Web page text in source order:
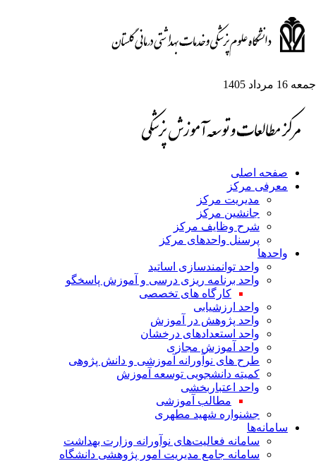
16 مرداد 1405
صفحه اصلی
معرفی مرکز
مدیریت مرکز
جانشین مرکز
شرح وظایف مرکز
پرسنل واحدهای مرکز
واحدها
واحد توانمندسازی اساتید
واحد برنامه ریزی درسی و آموزش پاسخگو
کارگاه های تخصصی
واحد ارزشیابی
واحد پژوهش در آموزش
واحد استعدادهای درخشان
واحد آموزش مجازی
طرح های نوآورانه آموزشی و دانش پژوهی
کمیته دانشجویی توسعه آموزش
واحد اعتباربخشی
مطالب آموزشی
جشنواره شهید مطهری
سامانه‌ها
سامانه فعالیت‌های نوآورانه وزارت بهداشت
سامانه جامع مدیریت امور پژوهشی دانشگاه